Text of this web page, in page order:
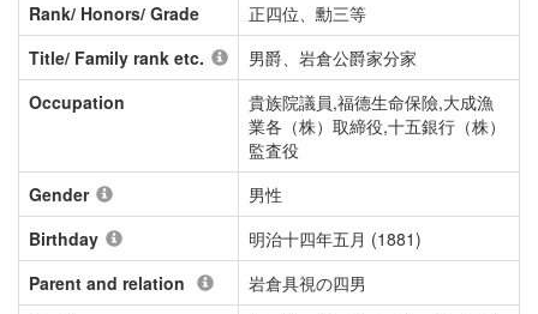
Rank/ Honors/ Grade
正四位、勳三等
Title/ Family rank etc.
男爵、岩倉公爵家分家
Occupation
貴族院議員,福德生命保險,大成漁
業各（株）取締役,十五銀行（株）
監査役
Gender
男性
Birthday
明治十四年五月 (1881)
Parent and relation
岩倉具視の四男